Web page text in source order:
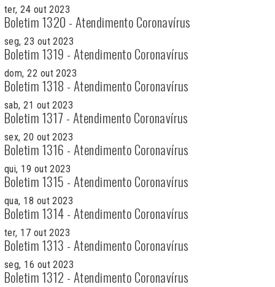
ter, 24 out 2023
Boletim 1320 - Atendimento Coronavírus
seg, 23 out 2023
Boletim 1319 - Atendimento Coronavírus
dom, 22 out 2023
Boletim 1318 - Atendimento Coronavírus
sab, 21 out 2023
Boletim 1317 - Atendimento Coronavírus
sex, 20 out 2023
Boletim 1316 - Atendimento Coronavírus
qui, 19 out 2023
Boletim 1315 - Atendimento Coronavírus
qua, 18 out 2023
Boletim 1314 - Atendimento Coronavírus
ter, 17 out 2023
Boletim 1313 - Atendimento Coronavírus
seg, 16 out 2023
Boletim 1312 - Atendimento Coronavírus